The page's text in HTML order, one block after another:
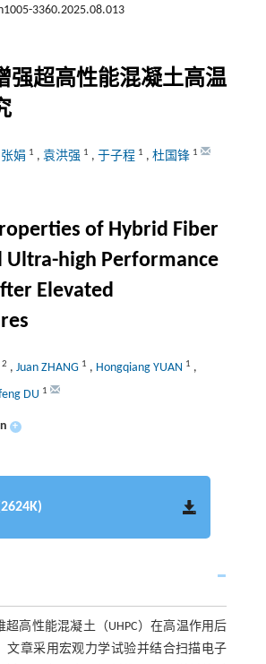
3360.2025.08.013
强超高性能混凝土高温
张娟 1 , 袁洪强 1 , 于子程 1 , 杜国锋 1
of Hybrid Fiber
Ultra-high Performance
Elevated
2 , Juan ZHANG 1 , Hongqiang YUAN 1 ,
DU 1
+
超高性能混凝土（UHPC）在高温作用后
文章采用宏观力学试验并结合扫描电子